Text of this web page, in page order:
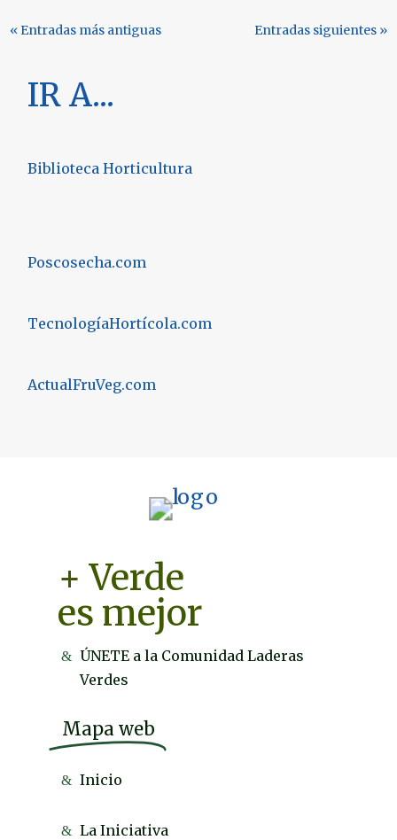
« Entradas más antiguas Entradas siguientes »
IR A...
Biblioteca Horticultura
Poscosecha.com
TecnologíaHortícola.com
ActualFruVeg.com
+ Verde
es mejor
ÚNETE a la Comunidad Laderas
Verdes
Mapa web
Inicio
La Iniciativa